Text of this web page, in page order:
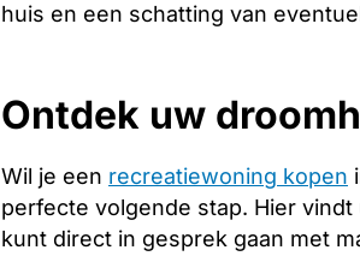
huis en een schatting van
Ontdek uw
Wil je een recreatiewoning kopen
perfecte volgende stap. Hier
kunt direct in gesprek gaan met